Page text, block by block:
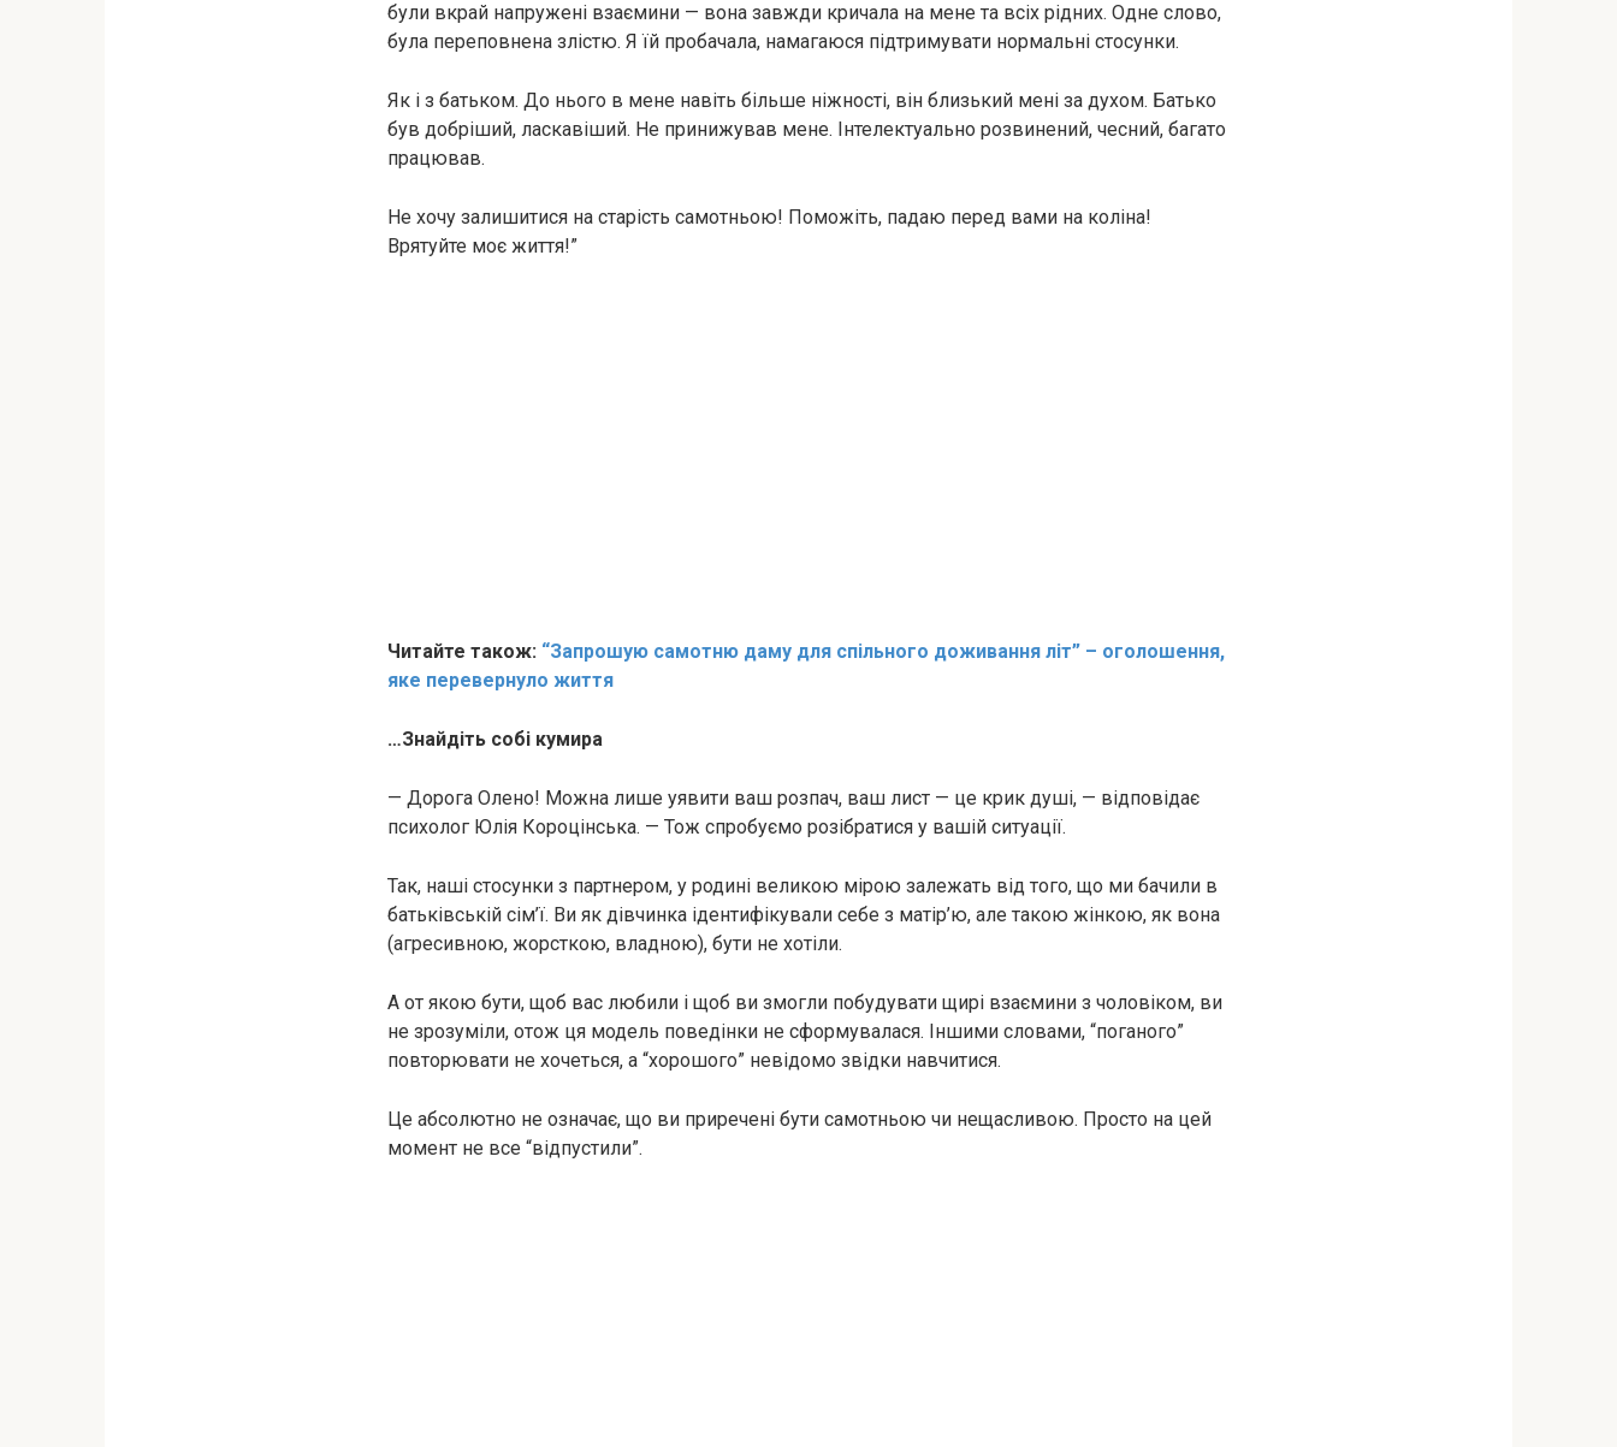
були вкрай напружені взаємини — вона завжди кричала на мене та всіх рідних. Одне слово,
була переповнена злістю. Я їй пробачала, намагаюся підтримувати нормальні стосунки.
Як і з батьком. До нього в мене навіть більше ніжності, він близький мені за духом. Батько
був добріший, ласкавіший. Не принижував мене. Інтелектуально розвинений, чесний, багато
працював.
Не хочу залишитися на старість самотньою! Поможіть, падаю перед вами на коліна!
Врятуйте моє життя!”
Читайте також: “Запрошую самотню даму для спільного доживання літ” – оголошення,
яке перевернуло життя
…Знайдіть собі кумира
— Дорога Олено! Можна лише уявити ваш розпач, ваш лист — це крик душі, — відповідає
психолог Юлія Короцінська. — Тож спробуємо розібратися у вашій ситуації.
Так, наші стосунки з партнером, у родині великою мірою залежать від того, що ми бачили в
батьківській сім’ї. Ви як дівчинка ідентифікували себе з матір’ю, але такою жінкою, як вона
(агресивною, жорсткою, владною), бути не хотіли.
А от якою бути, щоб вас любили і щоб ви змогли побудувати щирі взаємини з чоловіком, ви
не зрозуміли, отож ця модель поведінки не сформувалася. Іншими словами, “поганого”
повторювати не хочеться, а “хорошого” невідомо звідки навчитися.
Це абсолютно не означає, що ви приречені бути самотньою чи нещасливою. Просто на цей
момент не все “відпустили”.